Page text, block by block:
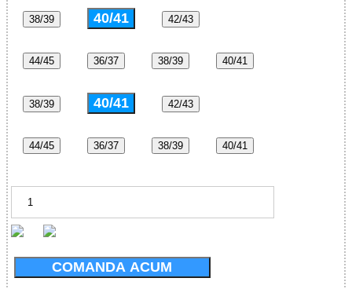
38/39 40/41 42/43
44/45 36/37 38/39 40/41
38/39 40/41 42/43
44/45 36/37 38/39 40/41
COMANDA ACUM